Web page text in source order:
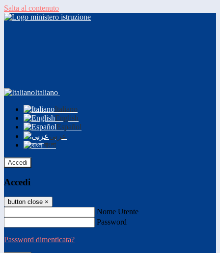
Salta al contenuto
Italiano
Italiano
English
Español
عربى
বাংলা
Accedi
Accedi
button close ×
Nome Utente
Password
Password dimenticata?